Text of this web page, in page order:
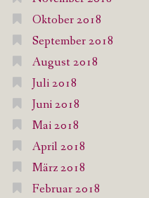
Oktober 2018
September 2018
August 2018
Juli 2018
Juni 2018
Mai 2018
April 2018
März 2018
Februar 2018